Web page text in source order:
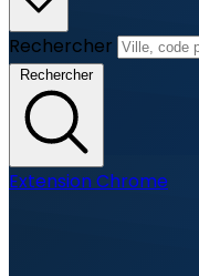
Rechercher
Rechercher
Extension Chrome